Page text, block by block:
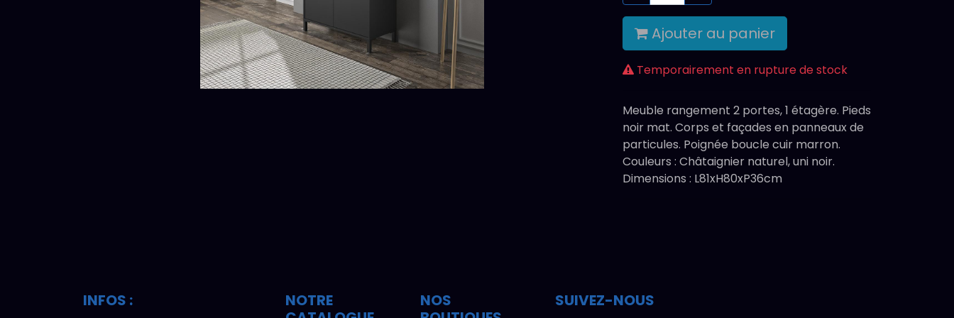
Ajouter au panier
Temporairement en rupture de stock
Meuble rangement 2 portes, 1 étagère. Pieds
noir mat. Corps et façades en panneaux de
particules. Poignée boucle cuir marron.
Couleurs : Châtaignier naturel, uni noir.
Dimensions : L81xH80xP36cm
INFOS :
NOTRE
NOS
SUIVEZ-NOUS